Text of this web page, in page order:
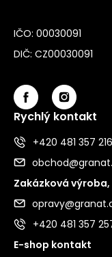
IČO: 00030091
DIČ: CZ00030091
Rychlý kontakt
+420 481 357 216
Zakázková
+420 481 357
E-shop kontakt